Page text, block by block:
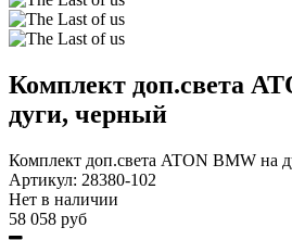
Комплект доп.света
дуги, черный
Комплект доп.света ATON BMW на
Артикул: 28380-102
Нет в наличии
58 058 руб